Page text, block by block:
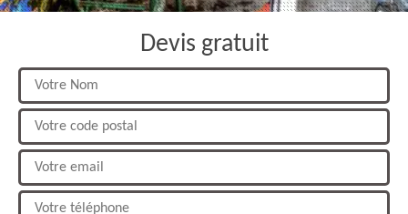
Devis gratuit